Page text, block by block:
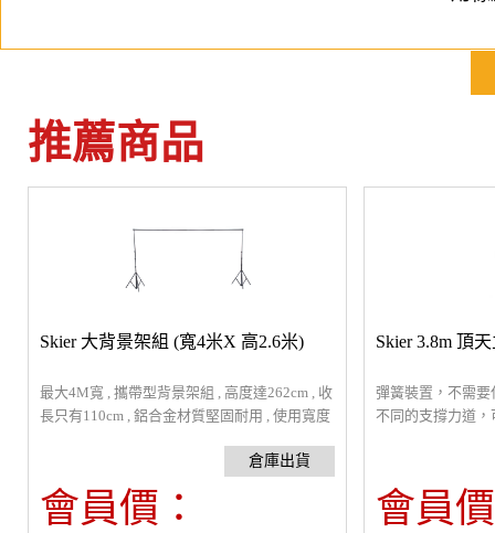
推薦商品
Skier 大背景架組 (寬4米X 高2.6米)
最大4M寬 , 攜帶型背景架組 , 高度達262cm , 收
長只有110cm , 鋁合金材質堅固耐用 , 使用寬度
會員價：
Skier 3.8m 頂
彈簧裝置，不需
不同的支撐力道
運費$300）
會員